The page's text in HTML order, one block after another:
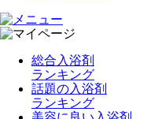
総合入浴剤
ランキング
話題の入浴剤
ランキング